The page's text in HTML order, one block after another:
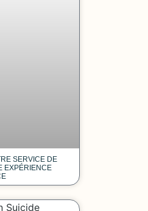
SERVICE DE
EXPÉRIENCE